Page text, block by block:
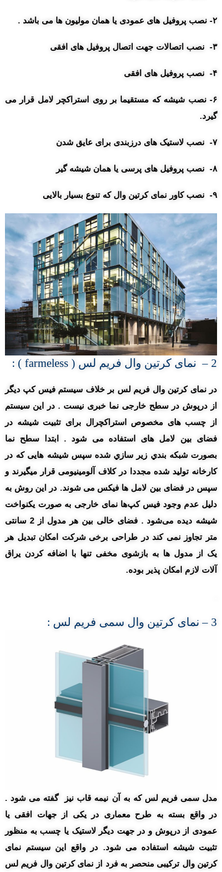
۲- نصب پروفیل های عمودی یا همان مولیون ها می باشد .
۳- نصب اتصالات جهت اتصال پروفیل های افقی
۴- نصب پروفیل های افقی
۶- نصب شیشه که مستقیما بر روی استراکچر لامل قرار می
گیرد.
۷- نصب لاستیک های درزبندی برای عایق شدن
۸- نصب پروفیل های پرسی یا همان شیشه گیر
۹- نصب کاور نمای کرتین وال که تنوع بسیار بالایی
2 – نمای کرتین وال فریم لس ( farmeless ) :
در نمای کرتین وال فریم لس بر خلاف سیستم فیس کپ دیگر
از درپوش در سطح خارجی نما خبری نیست . در این سیستم
از چسب های مخصوص استراکچرال برای تثبیت شیشه در
فضای بین لامل های استفاده می شود . ابتدا سطح نما
بصورت شبکه بندي زير سازي شده سپس شیشه هایی که در
کارخانه تولید شده مجددا در کلاف آلومینیومی قرار میگیرند و
سپس در فضای بین لامل ها فیکس می شوند. در این روش به
دلیل عدم وجود فیس کپ‌ها نمای خارجی به صورت یکنواخت
شیشه دیده می‌شود . فضای خالی بین هر مدول از 2 سانتی
متر تجاوز نمی کند در طراحی برخی شرکت امکان تبدیل هر
یک از مدول ها به بازشوی مخفی تنها با اضافه کردن یراق
آلات لازم امکان پذیر بوده.
3 – نمای کرتین وال سمی فریم لس :
مدل سمی فریم لس که به آن نیمه قاب نیز گفته می شود .
در واقع بسته به طرح معماری در یکی از جهات افقی یا
عمودی از درپوش و در جهت دیگر لاستیک یا چسب به منظور
تثبیت شیشه استفاده می شود. در واقع این سیستم نمای
کرتین وال ترکیبی منحصر به فرد از نمای کرتین وال فریم لس